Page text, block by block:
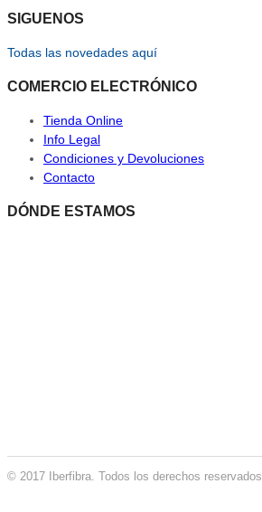
SIGUENOS
Todas las novedades aquí
COMERCIO ELECTRÓNICO
Tienda Online
Info Legal
Condiciones y Devoluciones
Contacto
DÓNDE ESTAMOS
© 2017 Iberfibra. Todos los derechos reservados.